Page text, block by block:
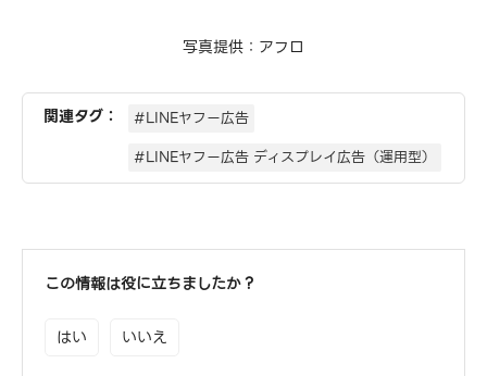
写真提供：アフロ
関連タグ：
#LINEヤフー広告
#LINEヤフー広告 ディスプレイ広告（運用型）
この情報は役に立ちましたか？
はい いいえ